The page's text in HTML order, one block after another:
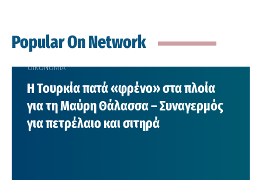
Popular On Network
ΟΙΚΟΝΟΜΙΑ
Η Τουρκία πατά «φρένο» στα πλοία
για τη Μαύρη Θάλασσα – Συναγερμός
για πετρέλαιο και σιτηρά